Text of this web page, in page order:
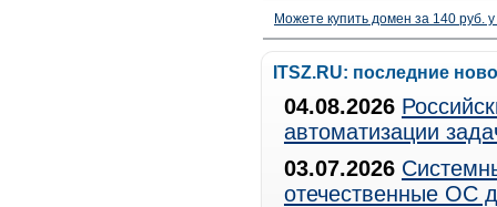
Можете купить домен за 140 руб.
ITSZ.RU: последние
04.08.2026
автоматизации
03.07.2026
отечественные ОС